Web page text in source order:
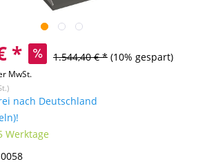
* 1.544,40 € * (10% gespart)
MwSt.
nach Deutschland
Werktage